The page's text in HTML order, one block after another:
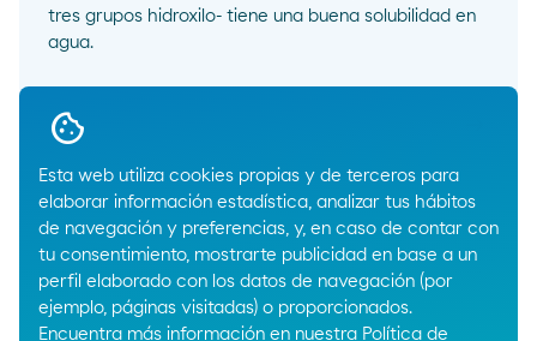
Esta web utiliza cookies propias y de terceros para
elaborar información estadística, analizar tus hábitos
de navegación y preferencias, y, en caso de contar con
tu consentimiento, mostrarte publicidad en base a un
perfil elaborado con los datos de navegación (por
ejemplo, páginas visitadas) o proporcionados.
Encuentra más información en nuestra Política de
tres grupos hidroxilo- tiene una buena solubilidad en
agua.